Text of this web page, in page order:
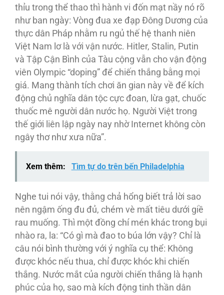
thỉu trong thể thao thì hành vi đốn mạt nầy nó rõ
như ban ngày: Vòng đua xe đạp Ðông Dương của
thực dân Pháp nhằm ru ngủ thế hệ thanh niên
Việt Nam lơ là với vận nước. Hitler, Stalin, Putin
và Tập Cận Bình của Tàu cộng vẫn cho vận động
viên Olympic “doping” để chiến thắng bằng mọi
giá. Mang thành tích chơi ăn gian này về để kích
động chủ nghĩa dân tộc cực đoan, lừa gạt, chuốc
thuốc mê người dân nước họ. Người Việt trong
thế giới liên lập ngày nay nhờ Internet không còn
ngây thơ như xưa nữa”.
Xem thêm: Tìm tự do trên bến Philadelphia
Nghe tui nói vậy, thằng chả hổng biết trả lời sao
nên ngậm ống đu đủ, chém vè mất tiêu dưới giề
rau muống. Thì một đồng chí mén khác trong bụi
nhào ra, la: “Có gì mà đao to búa lớn vậy? Chỉ là
câu nói bình thường với ý nghĩa cụ thể: Không
được khóc nếu thua, chỉ được khóc khi chiến
thắng. Nước mắt của người chiến thắng là hạnh
phúc của họ, sao mà kích động tinh thần dân